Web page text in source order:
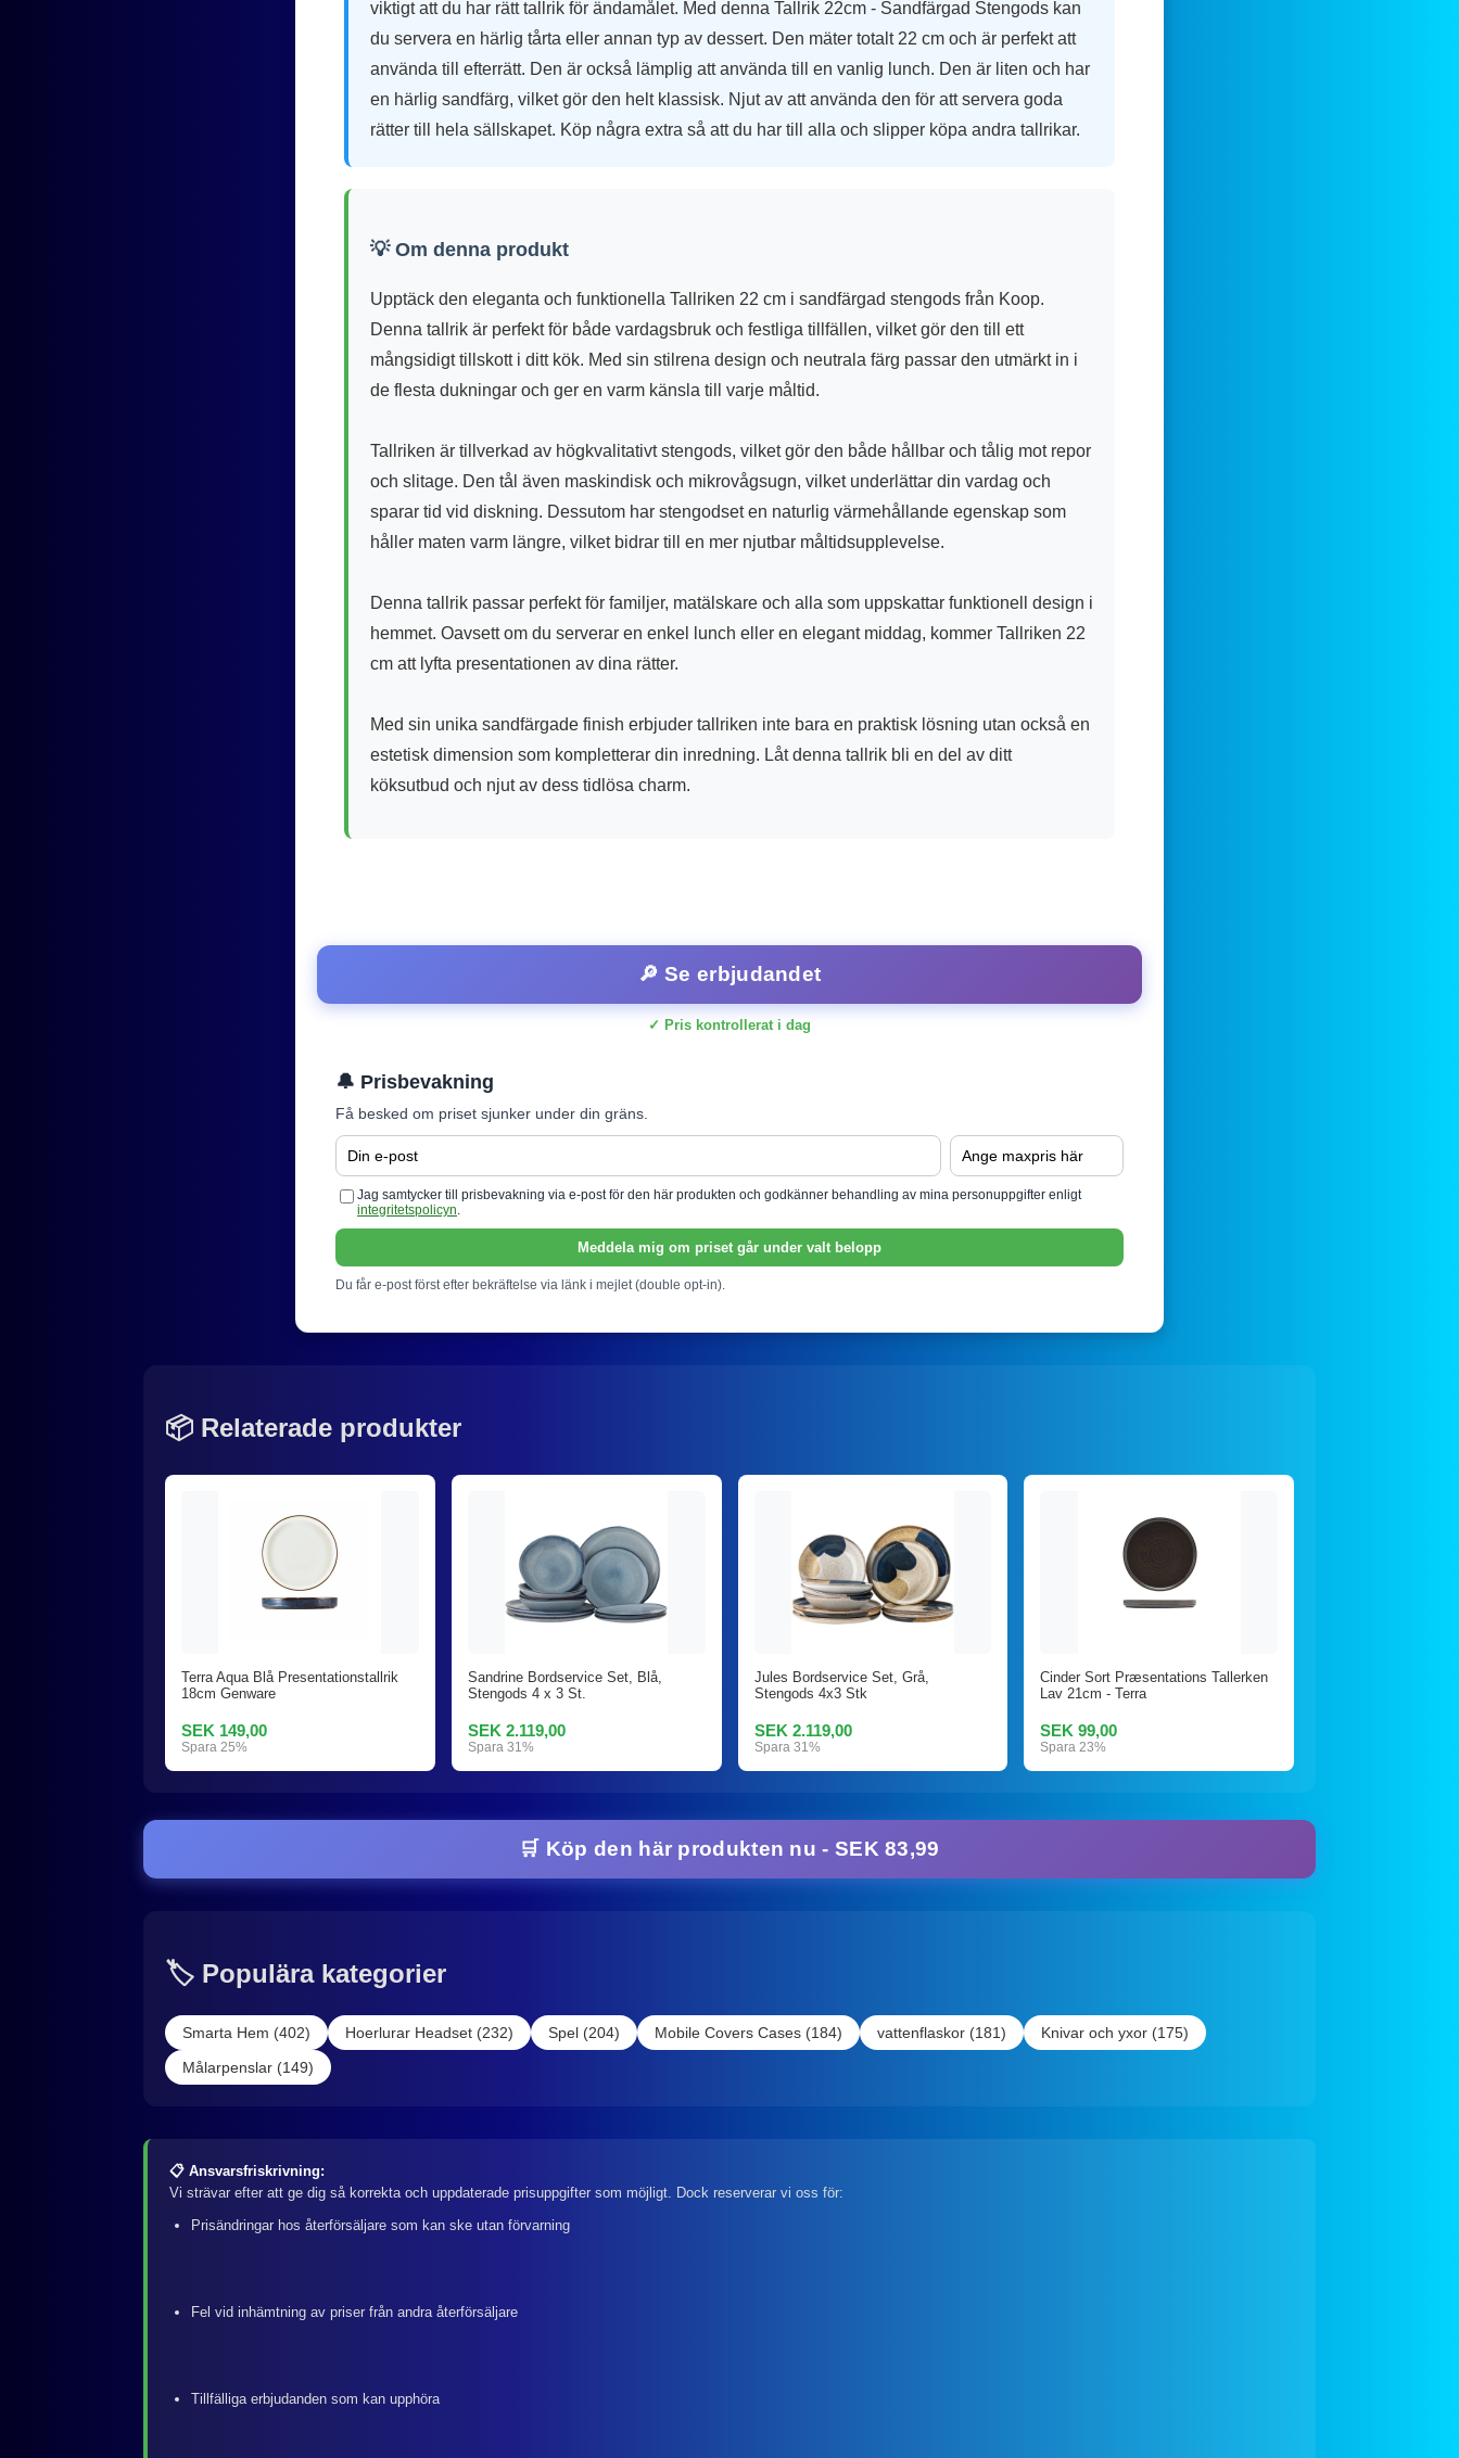
viktigt att du har rätt tallrik för ändamålet. Med denna Tallrik 22cm - Sandfärgad Stengods kan
du servera en härlig tårta eller annan typ av dessert. Den mäter totalt 22 cm och är perfekt att
använda till efterrätt. Den är också lämplig att använda till en vanlig lunch. Den är liten och har
en härlig sandfärg, vilket gör den helt klassisk. Njut av att använda den för att servera goda
rätter till hela sällskapet. Köp några extra så att du har till alla och slipper köpa andra tallrikar.
💡 Om denna produkt
Upptäck den eleganta och funktionella Tallriken 22 cm i sandfärgad stengods från Koop.
Denna tallrik är perfekt för både vardagsbruk och festliga tillfällen, vilket gör den till ett
mångsidigt tillskott i ditt kök. Med sin stilrena design och neutrala färg passar den utmärkt in i
de flesta dukningar och ger en varm känsla till varje måltid.
Tallriken är tillverkad av högkvalitativt stengods, vilket gör den både hållbar och tålig mot repor
och slitage. Den tål även maskindisk och mikrovågsugn, vilket underlättar din vardag och
sparar tid vid diskning. Dessutom har stengodset en naturlig värmehållande egenskap som
håller maten varm längre, vilket bidrar till en mer njutbar måltidsupplevelse.
Denna tallrik passar perfekt för familjer, matälskare och alla som uppskattar funktionell design i
hemmet. Oavsett om du serverar en enkel lunch eller en elegant middag, kommer Tallriken 22
cm att lyfta presentationen av dina rätter.
Med sin unika sandfärgade finish erbjuder tallriken inte bara en praktisk lösning utan också en
estetisk dimension som kompletterar din inredning. Låt denna tallrik bli en del av ditt
köksutbud och njut av dess tidlösa charm.
🔎 Se erbjudandet
✓ Pris kontrollerat i dag
🔔 Prisbevakning
Få besked om priset sjunker under din gräns.
Jag samtycker till prisbevakning via e-post för den här produkten och godkänner behandling av mina personuppgifter enligt
integritetspolicyn.
Meddela mig om priset går under valt belopp
Du får e-post först efter bekräftelse via länk i mejlet (double opt-in).
📦 Relaterade produkter
Terra Aqua Blå Presentationstallrik
18cm Genware
SEK 149,00
Spara 25%
Sandrine Bordservice Set, Blå,
Stengods 4 x 3 St.
SEK 2.119,00
Spara 31%
Jules Bordservice Set, Grå,
Stengods 4x3 Stk
SEK 2.119,00
Spara 31%
Cinder Sort Præsentations Tallerken
Lav 21cm - Terra
SEK 99,00
Spara 23%
🛒 Köp den här produkten nu - SEK 83,99
🏷️ Populära kategorier
Smarta Hem (402) Hoerlurar Headset (232) Spel (204) Mobile Covers Cases (184) vattenflaskor (181)
Knivar och yxor (175)
Målarpenslar (149)
📋 Ansvarsfriskrivning:
Vi strävar efter att ge dig så korrekta och uppdaterade prisuppgifter som möjligt. Dock reserverar vi oss för:
Prisändringar hos återförsäljare som kan ske utan förvarning
Fel vid inhämtning av priser från andra återförsäljare
Tillfälliga erbjudanden som kan upphöra